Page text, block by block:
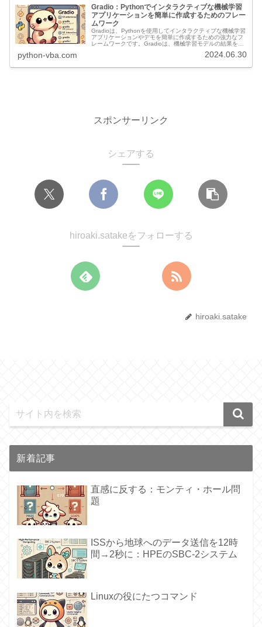
Gradio：Pythonでインタラクティブな機械学習
アプリケーションを簡単に作成するためのフレー
ムワーク
Gradioは、Pythonを使用してインタラクティブな機械学習
アプリケーションやデモを簡単に作成するための強力なフ
レームワークです。Gradioは、機械学習モデルの結果を直
python-vba.com 2024.06.30
スポンサーリンク
シェアする
hiroaki.satakeをフォローする
hiroaki.satake
新着記事
直感に反する：モンティ・ホール問
題
ISSから地球へのデータ送信を12時
間→2秒に：HPEのSBC-2システム
Linuxの役にたつコマンド